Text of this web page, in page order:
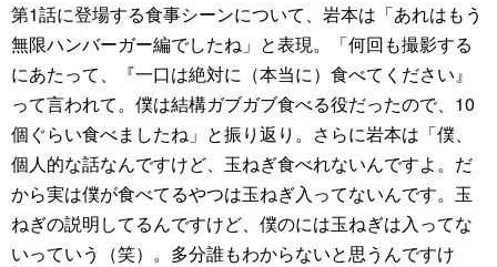
第1話に登場する食事シーンについて、岩本は「あれはもう
無限ハンバーガー編でしたね」と表現。「何回も撮影する
にあたって、『一口は絶対に（本当に）食べてください』
って言われて。僕は結構ガブガブ食べる役だったので、10
個ぐらい食べましたね」と振り返り。さらに岩本は「僕、
個人的な話なんですけど、玉ねぎ食べれないんですよ。だ
から実は僕が食べてるやつは玉ねぎ入ってないんです。玉
ねぎの説明してるんですけど、僕のには玉ねぎは入ってな
いっていう（笑）。多分誰もわからないと思うんですけ